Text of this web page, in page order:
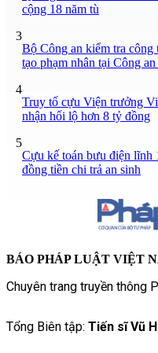
cộng 18 năm tù
3
Bộ Công an kiểm tra công
tạo phạm nhân tại Công
4
Truy tố cựu Viện trưởng
nhận hối lộ hơn 8 tỷ đồng
5
Cựu kế toán bưu điện lĩnh
đồng tiền chi trả an sinh
BÁO PHÁP LUẬT VIỆT
Chuyên trang truyền thông
Tổng Biên tập: Tiến sĩ Vũ